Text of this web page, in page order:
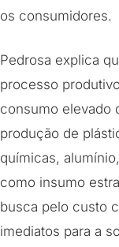
os consumidores.
Pedrosa explica
processo
consumo elevado
produção de
químicas,
como insumo
busca pelo custo
imediatos para a